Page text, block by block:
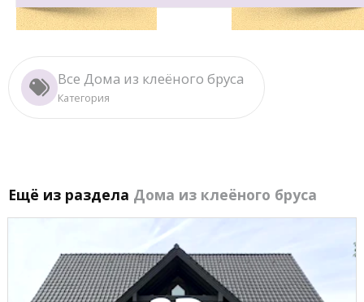
Все Дома из клеёного бруса
Категория
Ещё из раздела Дома из клеёного бруса